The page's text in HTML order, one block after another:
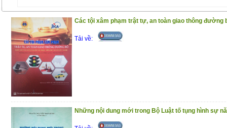
Các tội xâm phạm trật tự, an toàn giao thông đường
Tải về:
Những nội dung mới trong Bộ Luật tố tụng hình sự